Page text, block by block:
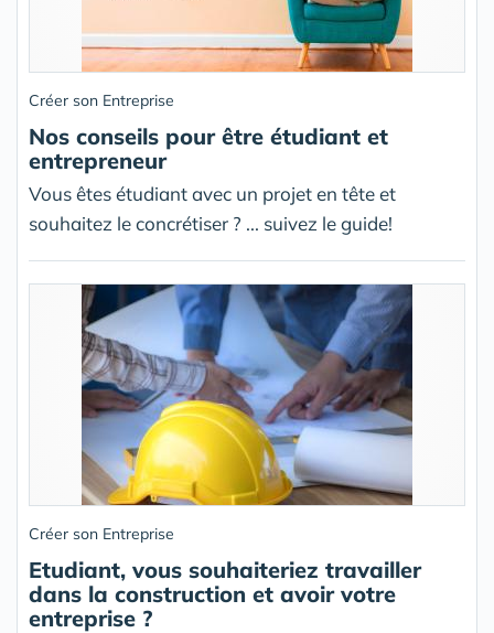
Créer son Entreprise
Nos conseils pour être étudiant et
entrepreneur
Vous êtes étudiant avec un projet en tête et
souhaitez le concrétiser ? ... suivez le guide!
Créer son Entreprise
Etudiant, vous souhaiteriez travailler
dans la construction et avoir votre
entreprise ?